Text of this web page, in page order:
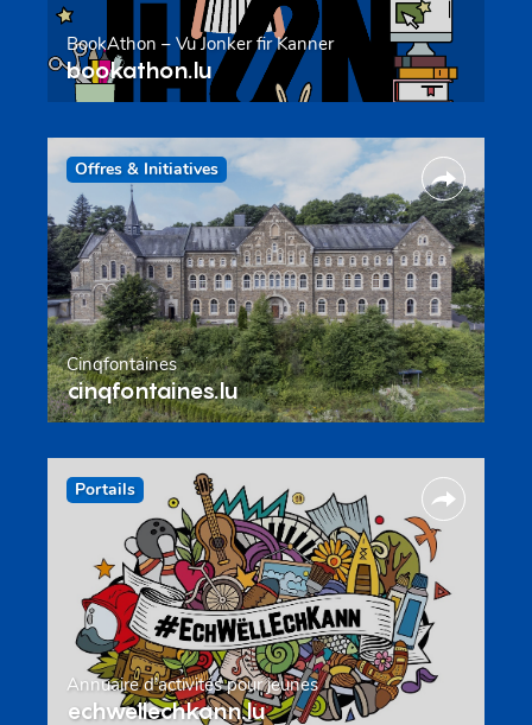
BookAthon – Vu Jonker fir Kanner
bookathon.lu
Offres & Initiatives
Cinqfontaines
cinqfontaines.lu
Portails
Annuaire d’activités pour jeunes
echwellechkann.lu